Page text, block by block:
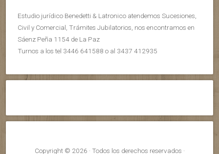
Estudio jurídico Benedetti & Latronico atendemos Sucesiones,
Civil y Comercial, Trámites Jubilatorios, nos encontramos en
Sáenz Peña 1154 de La Paz
Turnos a los tel 3446 641588 o al 3437 412935
Copyright © 2026 · Todos los derechos reservados ·